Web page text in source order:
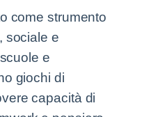
come strumento
sociale e
e
giochi di
capacità di